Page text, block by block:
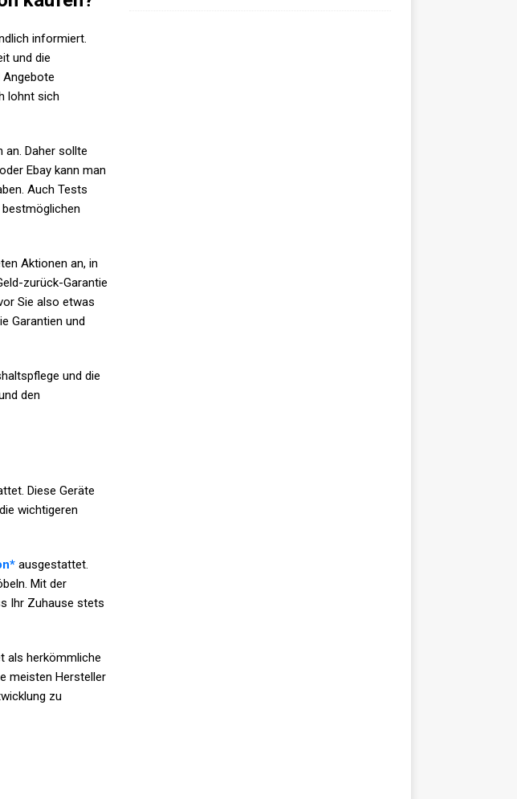
informiert.
und die
Angebote
lohnt sich
Daher sollte
oder Ebay kann man
Auch Tests
Aktionen an, in
zurück-Garantie
Sie also etwas
Garantien und
und die
den
Diese Geräte
wichtigeren
ausgestattet.
Mit der
Ihr Zuhause stets
als herkömmliche
meisten Hersteller
zu